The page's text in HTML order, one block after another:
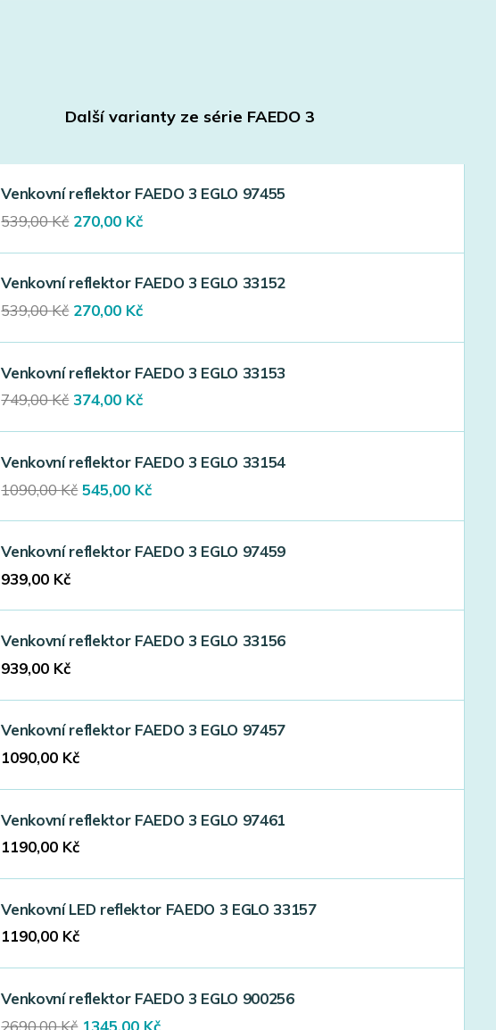
Další varianty ze série FAEDO 3
Venkovní reflektor FAEDO 3 EGLO 97455
539,00Kč Original
was:
539,00 Kč.
270,00 KčCurrent
is:
270,00 Kč.
Venkovní reflektor FAEDO 3 EGLO 33152
539,00Kč Original
was:
539,00 Kč.
270,00 KčCurrent
is:
270,00 Kč.
Venkovní reflektor FAEDO 3 EGLO 33153
749,00Kč Original
was:
749,00 Kč.
374,00 KčCurrent
is:
374,00 Kč.
Venkovní reflektor FAEDO 3 EGLO 33154
1090,00Kč Original
was:
1090,00 Kč.
545,00 KčCurrent
is:
545,00 Kč.
Venkovní reflektor FAEDO 3 EGLO 97459
939,00 Kč
Venkovní reflektor FAEDO 3 EGLO 33156
939,00 Kč
Venkovní reflektor FAEDO 3 EGLO 97457
1090,00 Kč
Venkovní reflektor FAEDO 3 EGLO 97461
1190,00 Kč
Venkovní LED reflektor FAEDO 3 EGLO 33157
1190,00 Kč
Venkovní reflektor FAEDO 3 EGLO 900256
2690,00Kč Original
1345,00 KčCurrent